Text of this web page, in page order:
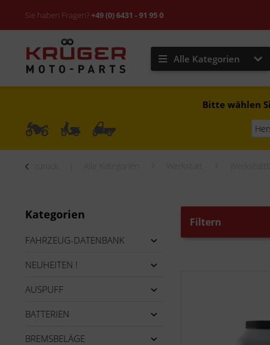
Sie haben Fragen?+49 (0) 6431 - 91 95 0
Alle Kategorien
Bitte wählen
Kategorien
FAHRZEUG-DATENBANK
NEUHEITEN !
AUSPUFF
BATTERIEN
BREMSBELÄGE
Filtern